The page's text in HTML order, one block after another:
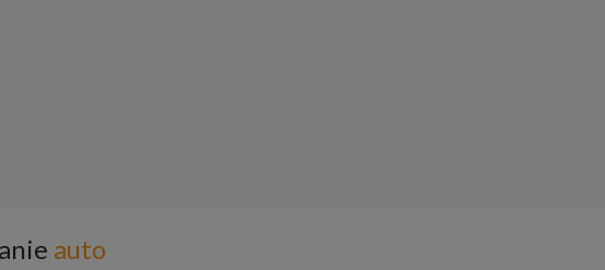
auto